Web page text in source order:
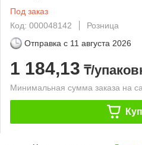
Под заказ
Код: 000048142
Розница
Отправка с 11 августа 2026
1 184,13 ₸/
Минимальная сумма заказа на